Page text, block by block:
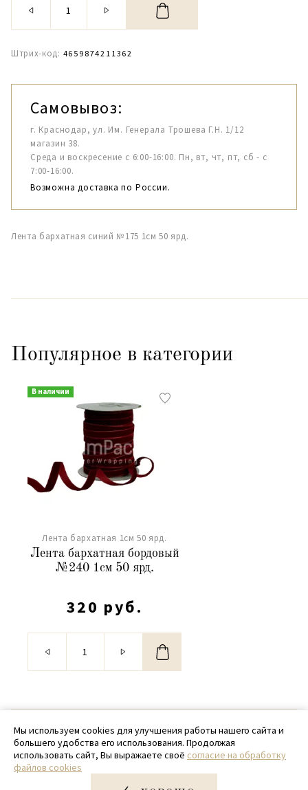
Штрих-код: 4659874211362
Самовывоз:
г. Краснодар, ул. Им. Генерала Трошева Г.Н. 1/12
магазин 38.
Среда и воскресение с 6:00-16:00. Пн, вт, чт, пт, сб - с
7:00-16:00.
Возможна доставка по России.
Лента бархатная синий №175 1см 50 ярд.
Популярное в категории
В наличии
Лента бархатная 1см 50 ярд.
Лента бархатная бордовый
№240 1см 50 ярд.
320 руб.
© 2020 - 2026 SamPack
+ 7 (918) 699-97-87
zakaz@sampack.store
Мы используем cookies для улучшения работы нашего сайта и
большего удобства его использования. Продолжая
использовать сайт, Вы выражаете своё согласие на обработку
файлов cookies